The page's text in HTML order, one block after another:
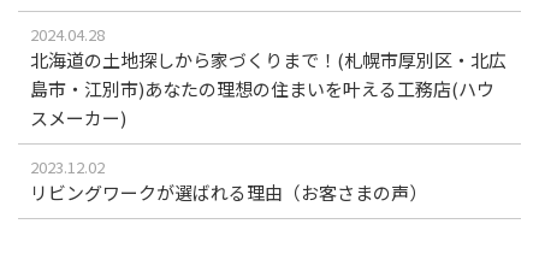
2024.04.28
北海道の土地探しから家づくりまで！(札幌市厚別区・北広
島市・江別市)あなたの理想の住まいを叶える工務店(ハウ
スメーカー)
2023.12.02
リビングワークが選ばれる理由（お客さまの声）